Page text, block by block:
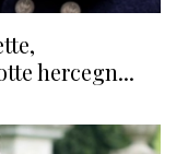
hercegn...